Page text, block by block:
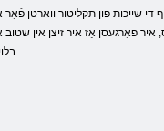
שייכות פון תקליטור ווארטן
איר פאַרגעסן אַז איר זיצן אין שטוב
בלויז אויף די מאָניטאָר.